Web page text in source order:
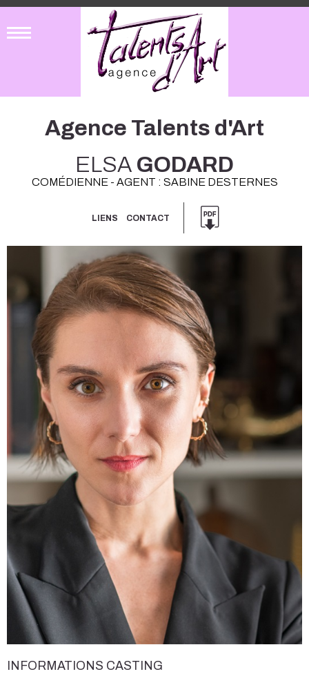
Agence Talents d'Art
ELSA GODARD
COMÉDIENNE - AGENT : SABINE DESTERNES
LIENS CONTACT
INFORMATIONS CASTING